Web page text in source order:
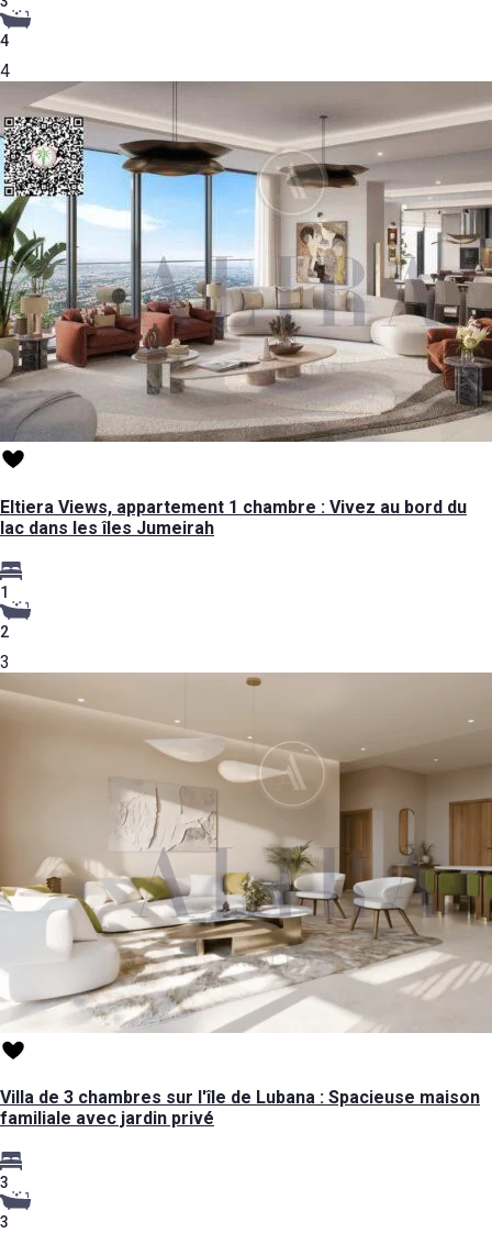
4
4
Eltiera Views, appartement 1 chambre : Vivez au bord du
lac dans les îles Jumeirah
1
2
3
Villa de 3 chambres sur l'île de Lubana : Spacieuse maison
familiale avec jardin privé
3
3